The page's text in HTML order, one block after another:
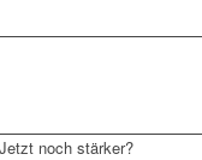
noch stärker?